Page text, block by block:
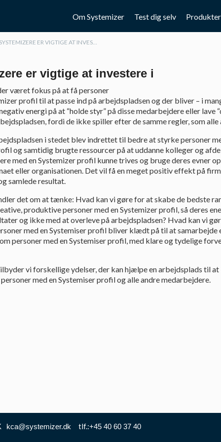
5.0:
Om Systemizer 6.0:
Test dig selv 7.0:
Produkter
SYSTEMIZERE ER VIGTIGE AT INVESTERE I
er vigtige at investere i
været fokus på at få personer
profil til at passe ind på arbejdspladsen og der bliver – i
energi på at “holde styr” på disse medarbejdere eller lave
fordi de ikke spiller efter de samme regler, som alle
i stedet blev indrettet til bedre at styrke personer
og samtidig brugte ressourcer på at uddanne kolleger og
med en Systemizer profil kunne trives og bruge deres evner
eller organisationen. Det vil få en meget positiv effekt på
samlede resultat.
det om at tænke: Hvad kan vi gøre for at skabe de bedste
produktive personer med en Systemizer profil, så deres
og ikke med at overleve på arbejdspladsen? Hvad kan vi
med en Systemiser profil bliver klædt på til at samarbejde
personer med en Systemiser profil, med klare og tydelige
vi forskellige ydelser, der kan hjælpe en arbejdsplads til
med en Systemiser profil og alle andre medarbejdere.
Send
email:
kca@systemizer.dk Tlf.:
+45 40 60 37 40